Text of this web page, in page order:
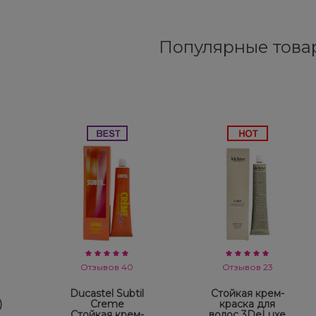
Популярные
Отзывов 40
Ducastel Subtil
Creme
Отзывов 23
Стойкая крем-
краска для